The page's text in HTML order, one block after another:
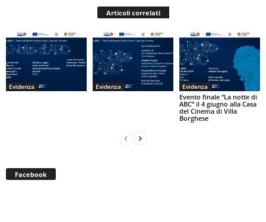
Articoli correlati
Evidenza Evidenza Evidenza
Evento finale “La notte di
ABC” il 4 giugno alla Casa
del Cinema di Villa
Borghese
Facebook